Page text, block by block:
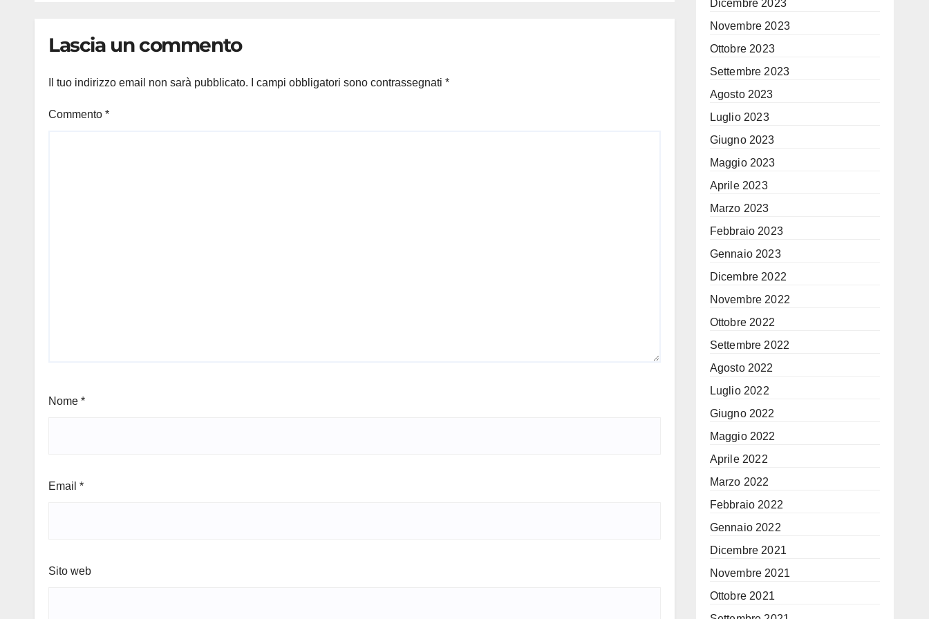
Lascia un commento
Il tuo indirizzo email non sarà pubblicato. I campi obbligatori sono contrassegnati *
Commento *
Nome *
Email *
Sito web
Dicembre 2023
Novembre 2023
Ottobre 2023
Settembre 2023
Agosto 2023
Luglio 2023
Giugno 2023
Maggio 2023
Aprile 2023
Marzo 2023
Febbraio 2023
Gennaio 2023
Dicembre 2022
Novembre 2022
Ottobre 2022
Settembre 2022
Agosto 2022
Luglio 2022
Giugno 2022
Maggio 2022
Aprile 2022
Marzo 2022
Febbraio 2022
Gennaio 2022
Dicembre 2021
Novembre 2021
Ottobre 2021